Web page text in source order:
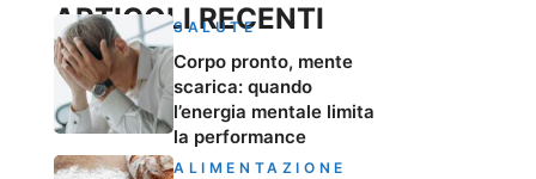
ARTICOLI RECENTI
SALUTE
Corpo pronto, mente
scarica: quando
l’energia mentale limita
la performance
ALIMENTAZIONE